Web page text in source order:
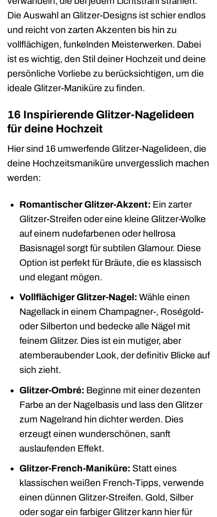
Die Auswahl an Glitzer-Designs ist schier endlos
und reicht von zarten Akzenten bis hin zu
vollflächigen, funkelnden Meisterwerken. Dabei
ist es wichtig, den Stil deiner Hochzeit und deine
persönliche Vorliebe zu berücksichtigen, um die
ideale Glitzer-Maniküre zu finden.
16 Inspirierende Glitzer-Nagelideen
für deine Hochzeit
Hier sind 16 umwerfende Glitzer-Nagelideen, die
deine Hochzeitsmaniküre unvergesslich machen
werden:
Romantischer Glitzer-Akzent: Ein zarter
Glitzer-Streifen oder eine kleine Glitzer-Wolke
auf einem nudefarbenen oder hellrosa
Basisnagel sorgt für subtilen Glamour. Diese
Option ist perfekt für Bräute, die es klassisch
und elegant mögen.
Vollflächiger Glitzer-Nagel: Wähle einen
Nagellack in einem Champagner-, Roségold-
oder Silberton und bedecke alle Nägel mit
feinem Glitzer. Dies ist ein mutiger, aber
atemberaubender Look, der definitiv Blicke auf
sich zieht.
Glitzer-Ombré: Beginne mit einer dezenten
Farbe an der Nagelbasis und lass den Glitzer
zum Nagelrand hin dichter werden. Dies
erzeugt einen wunderschönen, sanft
auslaufenden Effekt.
Glitzer-French-Maniküre: Statt eines
klassischen weißen French-Tipps, verwende
einen dünnen Glitzer-Streifen. Gold, Silber
oder sogar ein farbiger Glitzer kann hier für